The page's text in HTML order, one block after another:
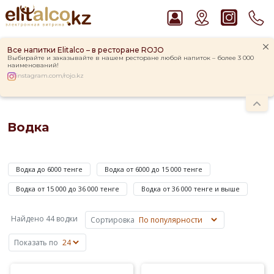
Все напитки Elitalco – в ресторане ROJO
Выбирайте и заказывайте в нашем ресторане любой напиток – более 3 000
наименований!
instagram.com/rojo.kz
Джин Gordon`s London Dry Gin 37,5%
Ром Captain Morgan White 37,5%
Пиво Guinness Draught 4,2% Can
Водка
крепкий
алкогольный
напиток,
путем
смешивания
ректифицированного
Водка до 6000 тенге Водка от 6000 до 15 000 тенге
Водка от 15 000 до 36 000 тенге Водка от 36 000 тенге и выше
Найдено 44 водки Сортировка
Показать по